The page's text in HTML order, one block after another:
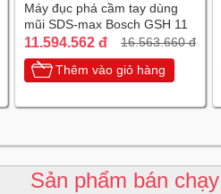
Máy đục phá cầm tay dùng
mũi SDS-max Bosch GSH 11
E
11.594.562 đ 16.563.660 đ
Thêm vào giỏ hàng
Sản phẩm bán chạy